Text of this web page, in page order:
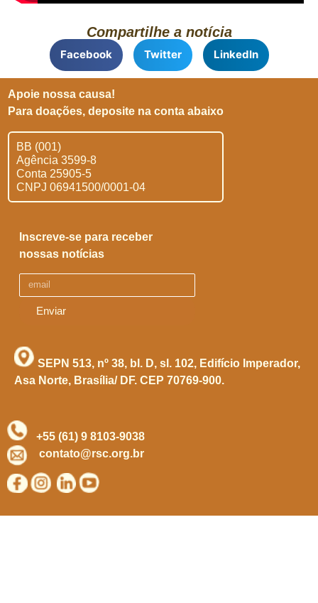
Compartilhe a notícia
Facebook Twitter LinkedIn
Apoie nossa causa!
Para doações, deposite na conta abaixo
BB (001)
Agência 3599-8
Conta 25905-5
CNPJ 06941500/0001-04
Enviar
Inscreve-se para receber
nossas notícias
SEPN 513, nº 38, bl. D, sl. 102, Edifício Imperador,
Asa Norte, Brasília/ DF. CEP 70769-900.
+55 (61) 9 8103-9038
contato@rsc.org.br